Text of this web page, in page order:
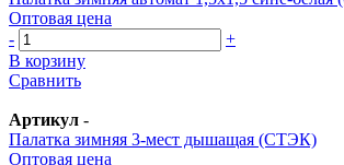
Оптовая цена
-
+
В корзину
Сравнить
Артикул -
Палатка зимняя 3-мест дышащая (СТЭК)
Оптовая цена